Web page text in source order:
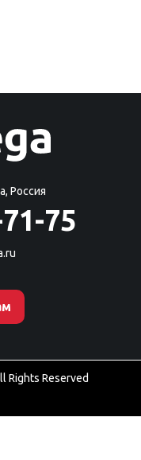
Россия
75
Rights Reserved